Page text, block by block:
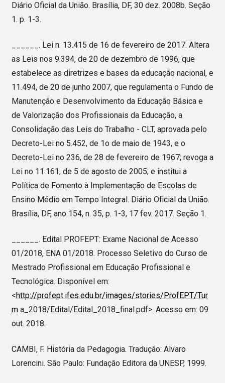
Diário Oficial da União. Brasília, DF, 30 dez. 2008b. Seção
1. p. 1-3.
______. Lei n. 13.415 de 16 de fevereiro de 2017. Altera
as Leis nos 9.394, de 20 de dezembro de 1996, que
estabelece as diretrizes e bases da educação nacional, e
11.494, de 20 de junho 2007, que regulamenta o Fundo de
Manutenção e Desenvolvimento da Educação Básica e
de Valorização dos Profissionais da Educação, a
Consolidação das Leis do Trabalho - CLT, aprovada pelo
Decreto-Lei no 5.452, de 1o de maio de 1943, e o
Decreto-Lei no 236, de 28 de fevereiro de 1967; revoga a
Lei no 11.161, de 5 de agosto de 2005; e institui a
Política de Fomento à Implementação de Escolas de
Ensino Médio em Tempo Integral. Diário Oficial da União.
Brasília, DF, ano 154, n. 35, p. 1-3, 17 fev. 2017. Seção 1.
______. Edital PROFEPT: Exame Nacional de Acesso
01/2018, ENA 01/2018. Processo Seletivo do Curso de
Mestrado Profissional em Educação Profissional e
Tecnológica. Disponível em:
<http://profept.ifes.edu.br/images/stories/ProfEPT/Tur
ma_2018/Edital/Edital_2018_final.pdf>. Acesso em: 09
out. 2018.
CAMBI, F. História da Pedagogia. Tradução: Alvaro
Lorencini. São Paulo: Fundação Editora da UNESP, 1999.